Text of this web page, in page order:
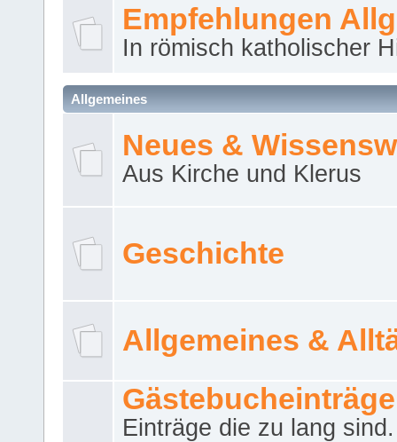
Empfehlungen
In römisch katholischer
Allgemeines
Neues &
Aus Kirche und Klerus
Geschichte
Allgemeines &
Gästebucheinträge
Einträge die zu lang